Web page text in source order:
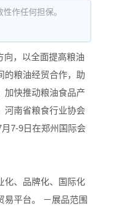
作任何担保。
向，以全面提高粮油
的粮油经贸合作，助
加快推动粮油食品产
河南省粮食行业协会
7-9日在郑州国际会
化、品牌化、国际化
易平台。 －展品范围